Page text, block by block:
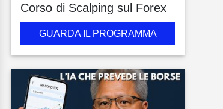
Corso di Scalping sul Forex
GUARDA IL PROGRAMMA